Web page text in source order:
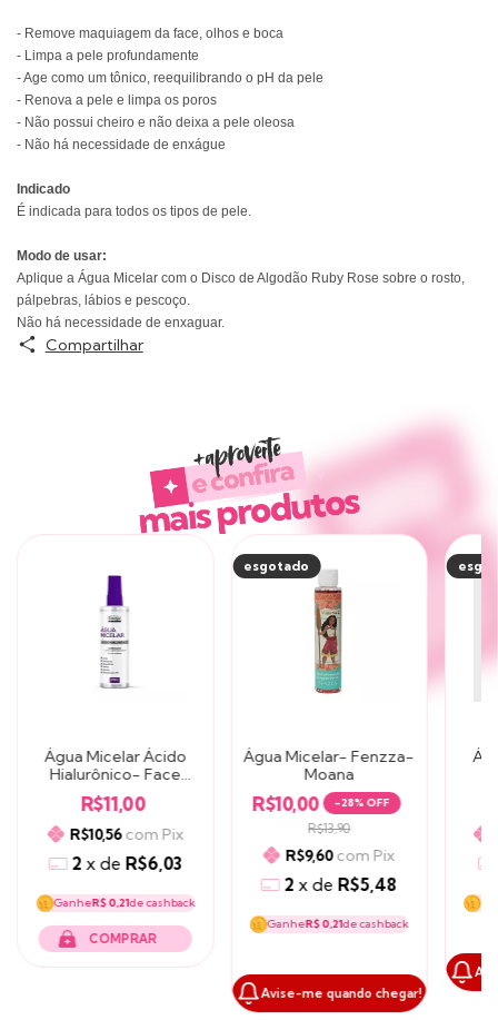
- Remove maquiagem da face, olhos e boca
- Limpa a pele profundamente
- Age como um tônico, reequilibrando o pH da pele
- Renova a pele e limpa os poros
- Não possui cheiro e não deixa a pele oleosa
- Não há necessidade de enxágue
Indicado
É indicada para todos os tipos de pele.
Modo de usar:
Aplique a Água Micelar com o Disco de Algodão Ruby Rose sobre o rosto,
pálpebras, lábios e pescoço.
Não há necessidade de enxaguar.
Compartilhar
Produtos similares
Água Micelar Ácido
Hialurônico- Face
Beautiful
R$11,00
R$10,56com Pix
2 x de R$6,03
GanheR$ 0,21de cashback
esgotado
Água Micelar- Fenzza-
Moana
R$10,00 -28% OFF
R$13,90
R$9,60com Pix
2 xde R$5,48
GanheR$ 0,21de cashback
Avise-me quando chegar!